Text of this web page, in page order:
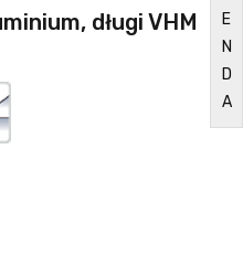
długi VHM
E
N
D
A